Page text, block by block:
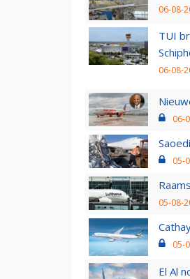
06-08-
TUI
06-08-
06-
05-
05-08-
05-
El Al